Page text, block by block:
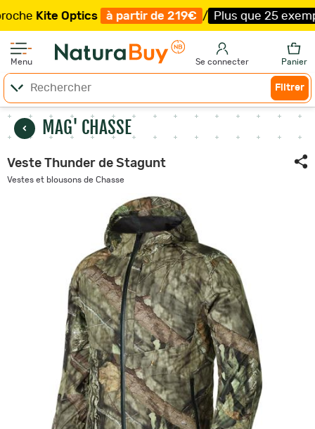
Optics à partir de 219€ / Plus que 25 exemplaires
Menu Se connecter Panier
Filtrer
MAG' CHASSE
Veste Thunder de Stagunt
Vestes et blousons de Chasse